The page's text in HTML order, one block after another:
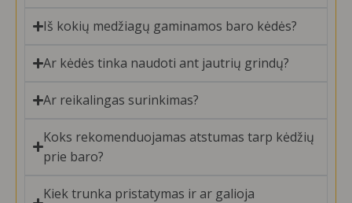
Iš kokių medžiagų gaminamos baro kėdės?
Ar kėdės tinka naudoti ant jautrių grindų?
Ar reikalingas surinkimas?
Koks rekomenduojamas atstumas tarp kėdžių
prie baro?
Kiek trunka pristatymas ir ar galioja